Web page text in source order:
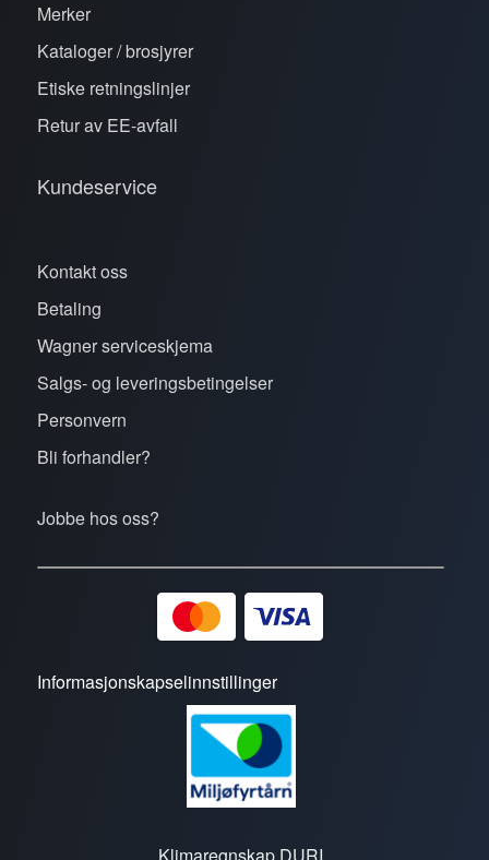
Merker
Kataloger / brosjyrer
Etiske retningslinjer
Retur av EE-avfall
Kundeservice
Kontakt oss
Betaling
Wagner serviceskjema
Salgs- og leveringsbetingelser
Personvern
Bli forhandler?
Jobbe hos oss?
Informasjonskapselinnstillinger